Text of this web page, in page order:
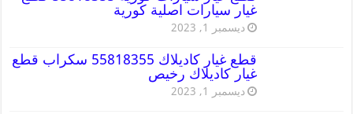
غيار سيارات اصلية كورية
ديسمبر 1, 2023
قطع غيار كاديلاك 55818355 سكراب قطع
غيار كاديلاك رخيص
ديسمبر 1, 2023